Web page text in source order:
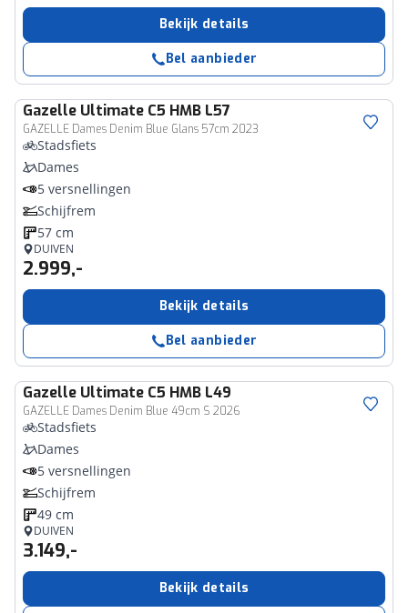
Bekijk details
Bel aanbieder
Gazelle Ultimate C5 HMB L57
GAZELLE Dames Denim Blue Glans 57cm 2023
Stadsfiets
Dames
5 versnellingen
Schijfrem
57 cm
DUIVEN
2.999,-
Bekijk details
Bel aanbieder
Gazelle Ultimate C5 HMB L49
GAZELLE Dames Denim Blue 49cm S 2026
Stadsfiets
Dames
5 versnellingen
Schijfrem
49 cm
DUIVEN
3.149,-
Bekijk details